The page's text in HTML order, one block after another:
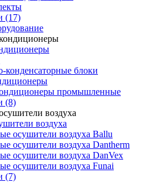
(17)
конденсаторные блоки
промышленные
(8)
воздуха
осушители воздуха Ballu
осушители воздуха Dantherm
осушители воздуха DanVex
осушители воздуха Funai
(7)